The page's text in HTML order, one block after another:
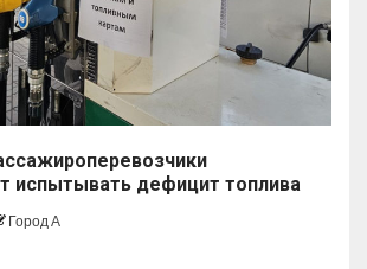
испытывать дефицит топлива
Город А